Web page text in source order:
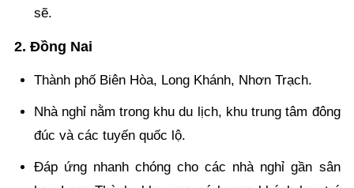
sẽ.
2. Đồng Nai
Thành phố Biên Hòa, Long Khánh, Nhơn Trạch.
Nhà nghỉ nằm trong khu du lịch, khu trung tâm đông
đúc và các tuyến quốc lộ.
Đáp ứng nhanh chóng cho các nhà nghỉ gần sân